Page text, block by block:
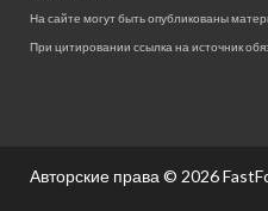
На сайте могут быть опубликованы
При цитировании ссылка на источник
Авторские права © 2026